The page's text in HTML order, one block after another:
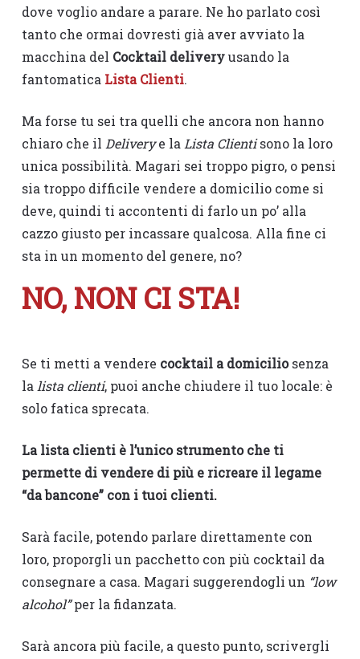
dove voglio andare a parare. Ne ho parlato così
tanto che ormai dovresti già aver avviato la
macchina del Cocktail deliveryusando la
fantomatica Lista Clienti.
Ma forse tu sei tra quelli che ancora non hanno
chiaro che il Deliverye laLista Clientisono la loro
unica possibilità. Magari sei troppo pigro, o pensi
sia troppo difficile vendere a domicilio come si
deve, quindi ti accontenti di farlo un po’ alla
cazzo giusto per incassare qualcosa. Alla fine ci
sta in un momento del genere, no?
NO, NON CI STA!
Se ti metti a vendere cocktail a domiciliosenza
lalista clienti, puoi anche chiudere il tuo locale: è
solo fatica sprecata.
La lista clienti è l’unico strumento che ti
permette di vendere di più e ricreare il legame
“da bancone” con i tuoi clienti.
Sarà facile, potendo parlare direttamente con
loro, proporgli un pacchetto con più cocktail da
consegnare a casa. Magari suggerendogli un “low
alcohol”per la fidanzata.
Sarà ancora più facile, a questo punto, scrivergli